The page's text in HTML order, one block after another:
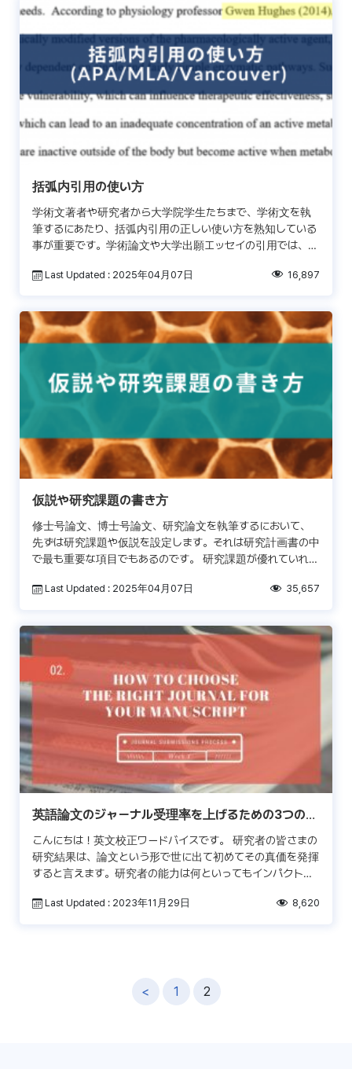
括弧内引用の使い方
学術文著者や研究者から大学院学生たちまで、学術文を執
筆するにあたり、括弧内引用の正しい使い方を熟知している
事が重要です。学術論文や大学出願エッセイの引用では、別
ジング […]
Last Updated : 2025年04月07日 16,897
仮説や研究課題の書き方
修士号論文、博士号論文、研究論文を執筆するにおいて、
先ずは研究課題や仮説を設定します。それは研究計画書の中
で最も重要な項目でもあるのです。 研究課題が優れていれ
はっき […]
Last Updated : 2025年04月07日 35,657
英語論文のジャーナル受理率を上げるための3つの要
素
こんにちは！英文校正ワードバイスです。 研究者の皆さまの
研究結果は、論文という形で世に出て初めてその真価を発揮
すると言えます。研究者の能力は何といってもインパクトフ
大 […]
Last Updated : 2023年11月29日 8,620
< 1 2